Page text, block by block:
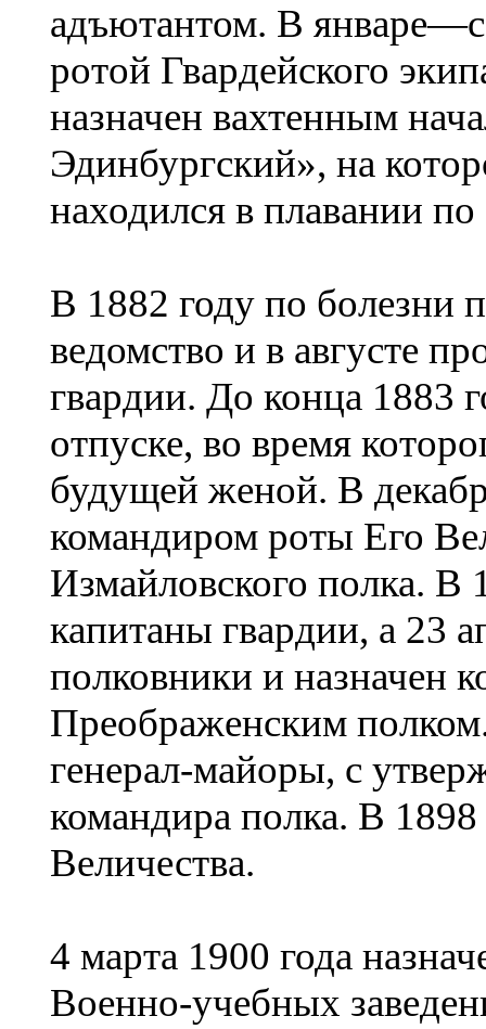
адъютантом. В
ротой Гвардейского
назначен вахтенным
Эдинбургский», на
находился в плавании
В 1882 году по болезни
ведомство и в августе
гвардии. До конца 1883
отпуске, во время
будущей женой. В
командиром роты Его
Измайловского полка. В
капитаны гвардии, а 23
полковники и назначен
Преображенским
генерал-майоры, с
командира полка. В
Величества.
4 марта 1900 года
Военно-учебных